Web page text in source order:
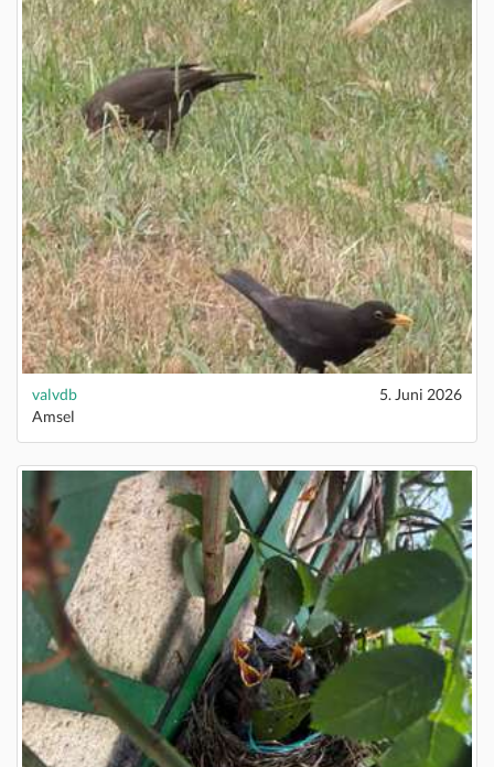
valvdb
5. Juni 2026
Amsel